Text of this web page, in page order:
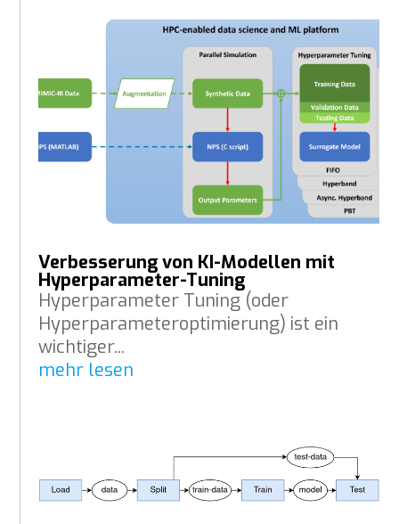
Verbesserung von KI-Modellen mit
Hyperparameter-Tuning
Hyperparameter Tuning (oder
Hyperparameteroptimierung) ist ein
wichtiger...
mehr lesen